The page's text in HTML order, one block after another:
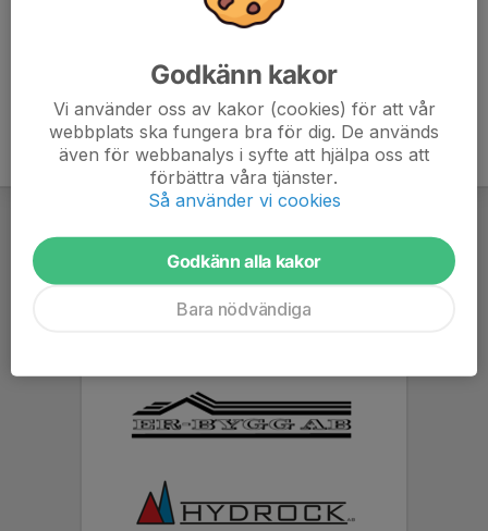
Godkänn kakor
Vi använder oss av kakor (cookies) för att vår
webbplats ska fungera bra för dig. De används
även för webbanalys i syfte att hjälpa oss att
förbättra våra tjänster.
Så använder vi cookies
Godkänn alla kakor
Bara nödvändiga